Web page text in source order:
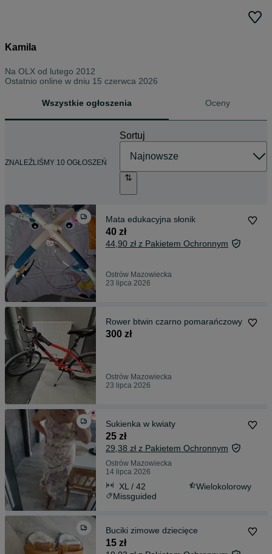
Kamila
Na OLX od lutego 2012
Ostatnio online w dniu 15 czerwca 2026
Wszystkie ogłoszenia Oceny
ZNALEŹLIŚMY 10 OGŁOSZEŃ
Sortuj
Mata edukacyjna słonik
40 zł
44,90 zł z Pakietem Ochronnym
Ostrów Mazowiecka
23 lipca 2026
Rower btwin czarno pomarańczowy
300 zł
Ostrów Mazowiecka
23 lipca 2026
Sukienka w kwiaty
25 zł
29,38 zł z Pakietem Ochronnym
Ostrów Mazowiecka
14 lipca 2026
XL / 42
Wielokolorowy
Missguided
Buciki zimowe dziecięce
15 zł